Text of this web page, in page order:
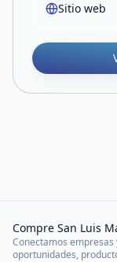
Sitio web
Compre San Luis
Conectamos empresas
oportunidades,